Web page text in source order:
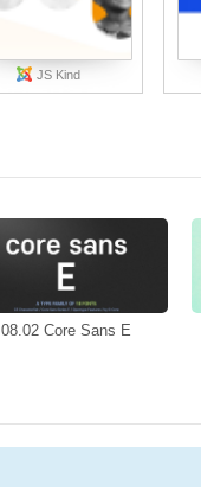
JS Kind
08.02 Core Sans E